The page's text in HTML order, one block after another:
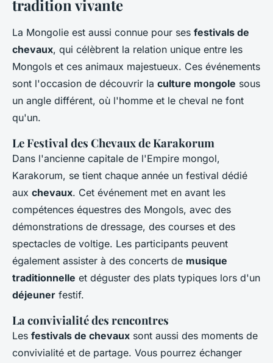
tradition vivante
La Mongolie est aussi connue pour ses festivals de
chevaux, qui célèbrent la relation unique entre les
Mongols et ces animaux majestueux. Ces événements
sont l'occasion de découvrir la culture mongole sous
un angle différent, où l'homme et le cheval ne font
qu'un.
Le Festival des Chevaux de Karakorum
Dans l'ancienne capitale de l'Empire mongol,
Karakorum, se tient chaque année un festival dédié
aux chevaux. Cet événement met en avant les
compétences équestres des Mongols, avec des
démonstrations de dressage, des courses et des
spectacles de voltige. Les participants peuvent
également assister à des concerts de musique
traditionnelle et déguster des plats typiques lors d'un
déjeuner festif.
La convivialité des rencontres
Les festivals de chevaux sont aussi des moments de
convivialité et de partage. Vous pourrez échanger